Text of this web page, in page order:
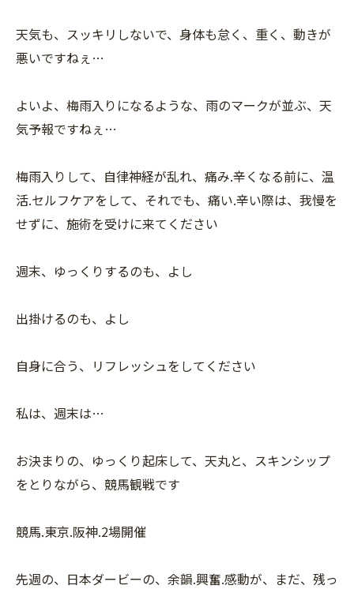
天気も、スッキリしないで、身体も怠く、重く、動きが
悪いですねぇ…
よいよ、梅雨入りになるような、雨のマークが並ぶ、天
気予報ですねぇ…
梅雨入りして、自律神経が乱れ、痛み.辛くなる前に、温
活.セルフケアをして、それでも、痛い.辛い際は、我慢を
せずに、施術を受けに来てください
週末、ゆっくりするのも、よし
出掛けるのも、よし
自身に合う、リフレッシュをしてください
私は、週末は…
お決まりの、ゆっくり起床して、天丸と、スキンシップ
をとりながら、競馬観戦です
競馬.東京.阪神.2場開催
先週の、日本ダービーの、余韻.興奮.感動が、まだ、残っ